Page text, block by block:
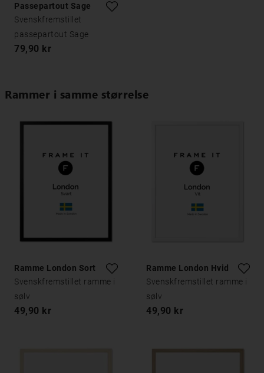
Passepartout Sage
Svenskfremstillet
passepartout Sage
79,90 kr
Rammer i samme størrelse
Ramme London Sort
Svenskfremstillet ramme i
sølv
49,90 kr
Ramme London Hvid
Svenskfremstillet ramme i
sølv
49,90 kr